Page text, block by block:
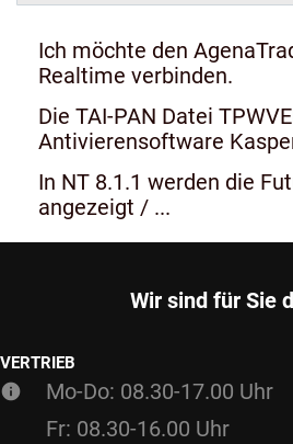
Ich möchte den
Realtime verbinden.
Die TAI-PAN Datei
Antivierensoftware
In NT 8.1.1 werden die
angezeigt / ...
Wir sind für Sie
VERTRIEB
Mo-Do: 08.30-17.00 Uhr
Fr: 08.30-16.00 Uhr